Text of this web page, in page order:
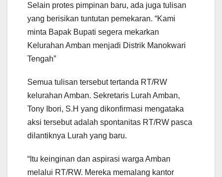
Selain protes pimpinan baru, ada juga tulisan
yang berisikan tuntutan pemekaran. “Kami
minta Bapak Bupati segera mekarkan
Kelurahan Amban menjadi Distrik Manokwari
Tengah”
Semua tulisan tersebut tertanda RT/RW
kelurahan Amban. Sekretaris Lurah Amban,
Tony Ibori, S.H yang dikonfirmasi mengataka
aksi tersebut adalah spontanitas RT/RW pasca
dilantiknya Lurah yang baru.
“Itu keinginan dan aspirasi warga Amban
melalui RT/RW. Mereka memalang kantor